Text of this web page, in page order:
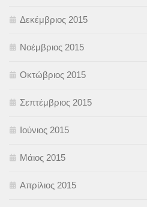
Δεκέμβριος 2015
Νοέμβριος 2015
Οκτώβριος 2015
Σεπτέμβριος 2015
Ιούνιος 2015
Μάιος 2015
Απρίλιος 2015